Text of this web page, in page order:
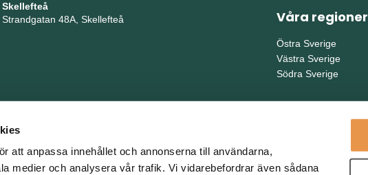
att anpassa innehållet och annonserna till användarna,
medier och analysera vår trafik. Vi vidarebefordrar även sådana
Skellefteå
Strandgatan 48A, Skellefteå
Våra regioner
Östra Sverige
Västra Sverige
Södra Sverige